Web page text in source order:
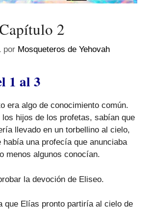
2
por Mosqueteros de Yehovah
1 al 3
era algo de conocimiento común.
hijos de los profetas, sabían que
llevado en un torbellino al cielo,
había una profecía que anunciaba
menos algunos conocían.
la devoción de Eliseo.
que Elías pronto partiría al cielo de